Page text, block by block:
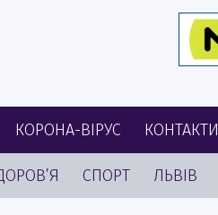
КОРОНА-ВІРУС КОНТАКТИ
СПОРТ ЛЬВІВ